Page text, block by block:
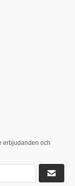
erbjudanden och